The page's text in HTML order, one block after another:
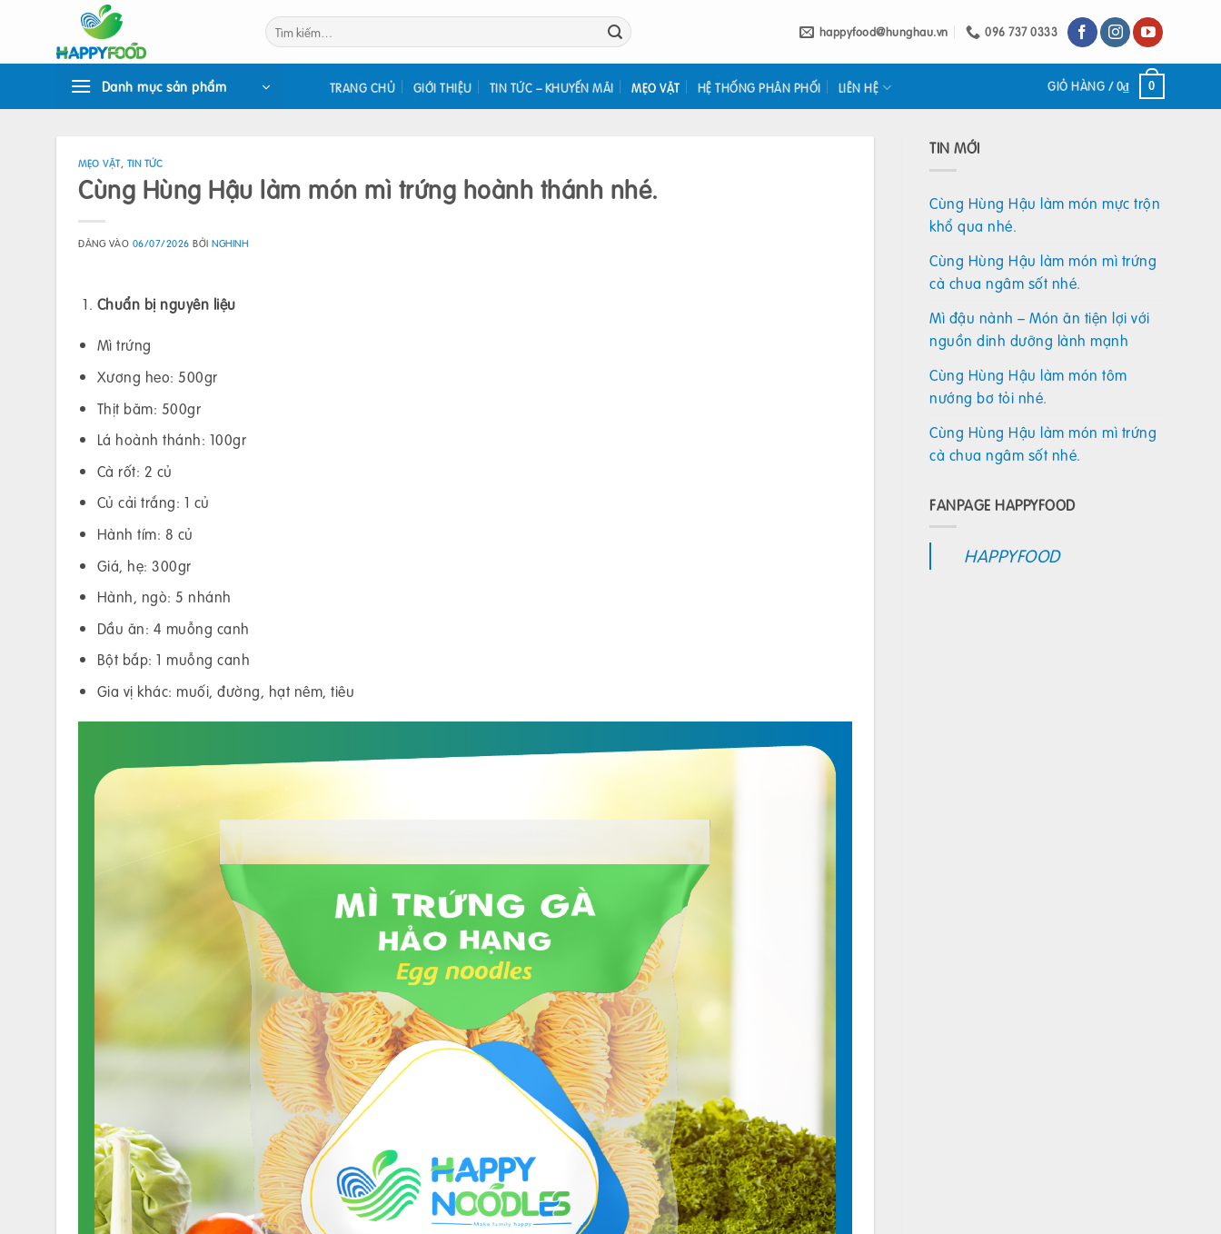
Tìm
kiếm:
happyfood@hunghau.vn 096 737 0333
Danh mục sản phẩm TRANG CHỦ GIỚI THIỆU TIN TỨC – KHUYẾN MÃI MẸO VẶT HỆ THỐNG PHÂN PHỐI LIÊN HỆ GIỎ HÀNG /0₫ 0
MẸO VẶT, TIN TỨC
Cùng Hùng Hậu làm món mì trứng hoành thánh nhé.
ĐĂNG VÀO 06/07/2026 BỞINGHINH
Chuẩn bị nguyên liệu
Mì trứng
Xương heo: 500gr
Thịt băm: 500gr
Lá hoành thánh: 100gr
Cà rốt: 2 củ
Củ cải trắng: 1 củ
Hành tím: 8 củ
Giá, hẹ: 300gr
Hành, ngò: 5 nhánh
Dầu ăn: 4 muỗng canh
Bột bắp: 1 muỗng canh
Gia vị khác: muối, đường, hạt nêm, tiêu
TIN MỚI
Cùng Hùng Hậu làm món mực trộn
khổ qua nhé.
Cùng Hùng Hậu làm món mì trứng
cà chua ngâm sốt nhé.
Mì đậu nành – Món ăn tiện lợi với
nguồn dinh dưỡng lành mạnh
Cùng Hùng Hậu làm món tôm
nướng bơ tỏi nhé.
Cùng Hùng Hậu làm món mì trứng
cà chua ngâm sốt nhé.
FANPAGE HAPPYFOOD
HAPPYFOOD